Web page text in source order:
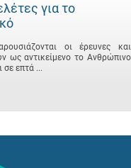
για το
οι έρευνες και
ως αντικείμενο το Ανθρώπινο
σε επτά ...